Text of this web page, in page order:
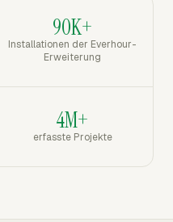
90K+
Installationen der Everhour-
Erweiterung
4M+
erfasste Projekte